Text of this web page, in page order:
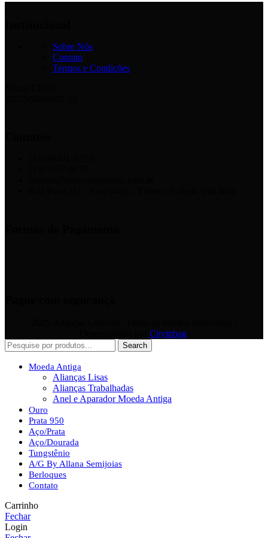
Sobre Nós
Contato
Termos e Condições
Cityinbag.
Search
Moeda Antiga
Alianças Lisas
Alianças Trabalhadas
Anel e Aparador Moeda Antiga
Ouro
Prata 950
Aço/Prata
Aço/Dourada
Tungstênio
A/G By Allana Semijoias
Berloques
Contato
Carrinho
Fechar
Login